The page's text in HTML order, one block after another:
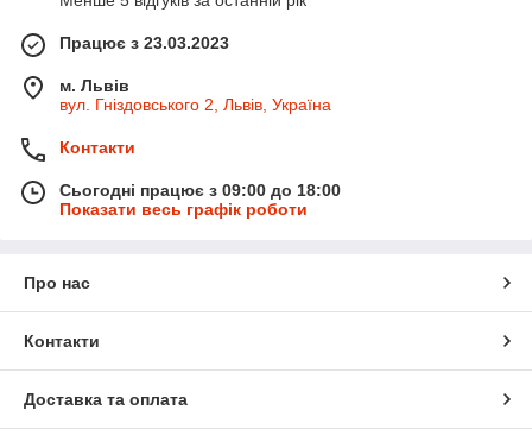
Працює з 23.03.2023
м. Львів
вул. Гніздовського 2, Львів, Україна
Контакти
Сьогодні працює з 09:00 до 18:00
Показати весь графік роботи
Про нас
Контакти
Доставка та оплата